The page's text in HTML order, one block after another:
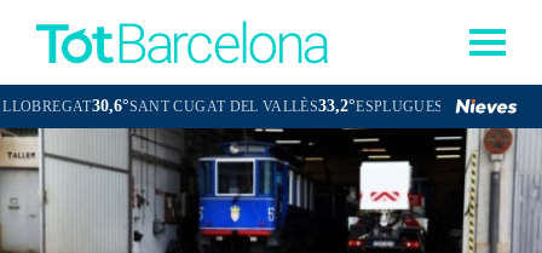
30,6°SANT CUGAT DEL VALLÈS33,2°ESPLUGUES DE LLOBREGAT31,5°